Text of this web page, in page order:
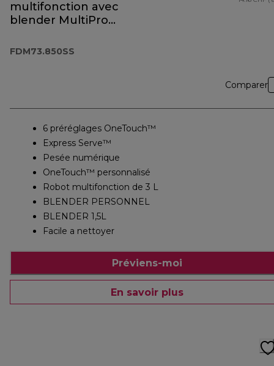
multifonction avec
blender MultiPro
FDM73.850SS
FDM73.850SS
Comparer
6 préréglages OneTouch™
Express Serve™
Pesée numérique
OneTouch™ personnalisé
Robot multifonction de 3 L
BLENDER PERSONNEL
BLENDER 1,5L
Facile a nettoyer
Préviens-moi
En savoir plus